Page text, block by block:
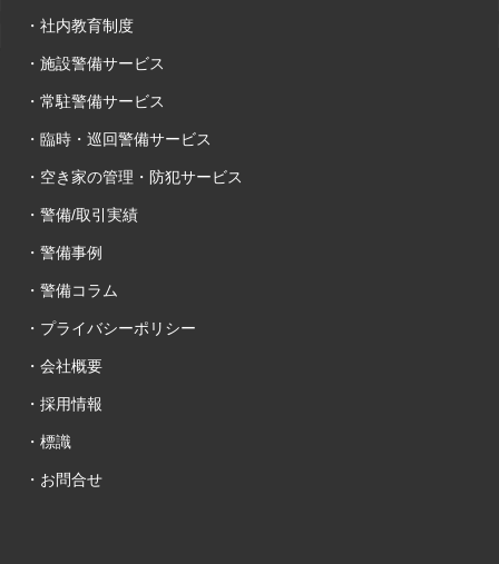
・社内教育制度
・施設警備サービス
・常駐警備サービス
・臨時・巡回警備サービス
・空き家の管理・防犯サービス
・警備/取引実績
・警備事例
・警備コラム
・プライバシーポリシー
・会社概要
・採用情報
・標識
・お問合せ